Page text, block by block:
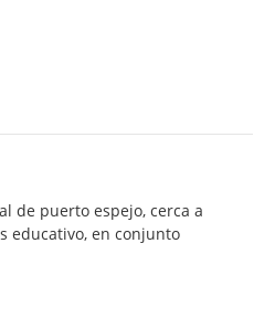
de puerto espejo, cerca a
educativo, en conjunto